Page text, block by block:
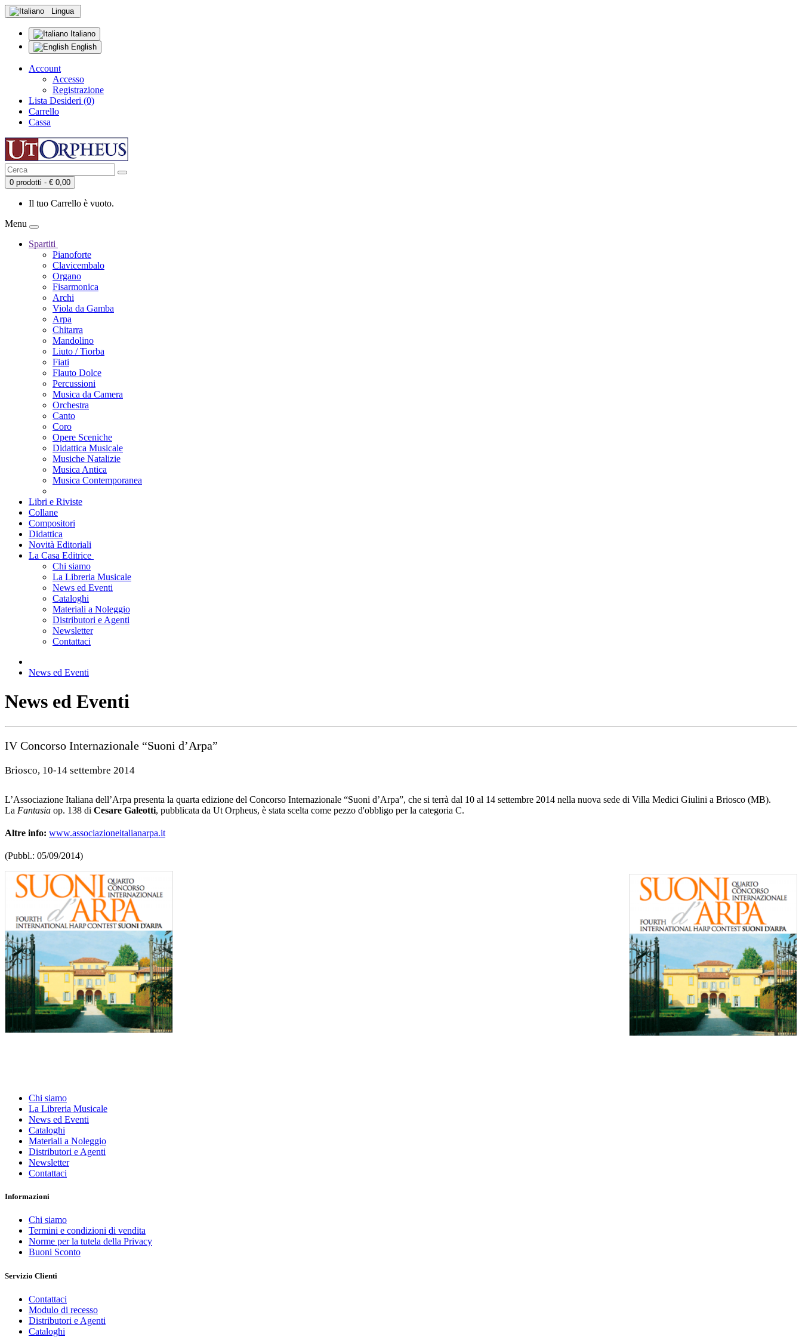
Lingua
Italiano
English
Account
Accesso
Registrazione
Lista Desideri (0)
Carrello
Cassa
0 prodotti - € 0,00
Il tuo Carrello è vuoto.
Menu
Spartiti
Pianoforte
Clavicembalo
Organo
Fisarmonica
Archi
Viola da Gamba
Arpa
Chitarra
Mandolino
Liuto / Tiorba
Fiati
Flauto Dolce
Percussioni
Musica da Camera
Orchestra
Canto
Coro
Opere Sceniche
Didattica Musicale
Musiche Natalizie
Musica Antica
Musica Contemporanea
Libri e Riviste
Collane
Compositori
Didattica
Novità Editoriali
La Casa Editrice
Chi siamo
La Libreria Musicale
News ed Eventi
Cataloghi
Materiali a Noleggio
Distributori e Agenti
Newsletter
Contattaci
News ed Eventi
News ed Eventi
IV Concorso Internazionale “Suoni d’Arpa”
Briosco, 10-14 settembre 2014
L’Associazione Italiana dell’Arpa presenta la quarta edizione del Concorso Internazionale “Suoni d’Arpa”, che si terrà dal 10 al 14 settembre 2014 nella nuova sede di Villa Medici Giulini a Briosco (MB).
La Fantasia op. 138 di Cesare Galeotti, pubblicata da Ut Orpheus, è stata scelta come pezzo d'obbligo per la categoria C.
Altre info: www.associazioneitalianarpa.it
(Pubbl.: 05/09/2014)
Chi siamo
La Libreria Musicale
News ed Eventi
Cataloghi
Materiali a Noleggio
Distributori e Agenti
Newsletter
Contattaci
Informazioni
Chi siamo
Termini e condizioni di vendita
Norme per la tutela della Privacy
Buoni Sconto
Servizio Clienti
Contattaci
Modulo di recesso
Distributori e Agenti
Cataloghi